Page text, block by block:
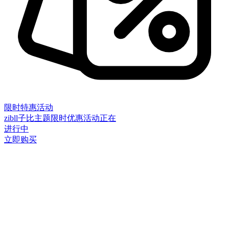
限时特惠活动
zibll子比主题限时优惠活动正在
进行中
立即购买